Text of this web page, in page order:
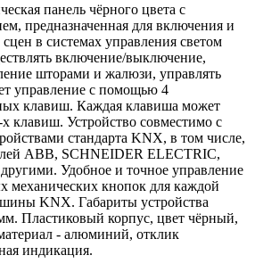
панель чёрного цвета с
предназначенная для включения и
в системах управления светом
включение/выключение,
шторами и жалюзи, управлять
управление с помощью 4
клавиш. Каждая клавиша может
клавиш. Устройство совместимо с
стандарта KNX, в том числе,
ABB, SCHNEIDER ELECTRIC,
Удобное и точное управление
механических кнопок для каждой
KNX. Габариты устройства
Пластиковый корпус, цвет чёрный,
- алюминий, отклик
индикация.